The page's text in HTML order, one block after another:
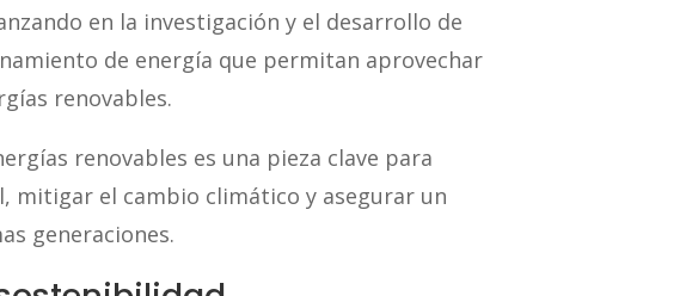
en la investigación y el desarrollo de
de energía que permitan aprovechar
renovables.
renovables es una pieza clave para
mitigar el cambio climático y asegurar un
generaciones.